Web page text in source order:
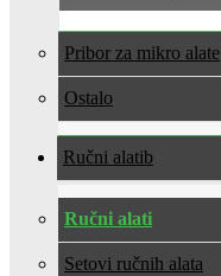
Pribor za mikro alate
Ostalo
Ručni alati
Ručni alati
Setovi ručnih alata